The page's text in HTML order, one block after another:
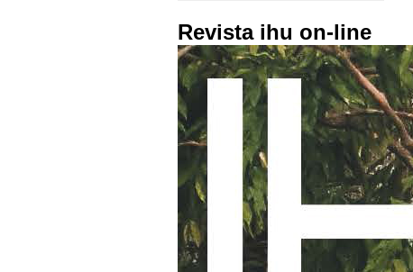
Revista ihu on-line